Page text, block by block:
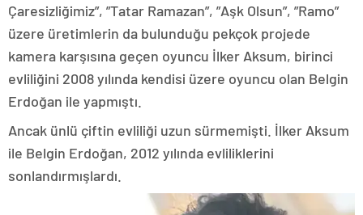
Çaresizliğimiz”, ”Tatar Ramazan”, ”Aşk Olsun”, ”Ramo”
üzere üretimlerin da bulunduğu pekçok projede
kamera karşısına geçen oyuncu İlker Aksum, birinci
evliliğini 2008 yılında kendisi üzere oyuncu olan Belgin
Erdoğan ile yapmıştı.
Ancak ünlü çiftin evliliği uzun sürmemişti. İlker Aksum
ile Belgin Erdoğan, 2012 yılında evliliklerini
sonlandırmışlardı.